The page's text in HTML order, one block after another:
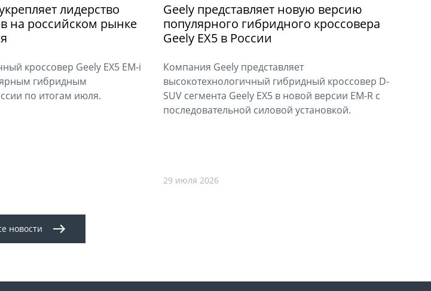
лидерство
на российском рынке
кроссовер Geely EX5 EM-i
гибридным
по итогам июля.
Geely представляет новую версию
популярного гибридного кроссовера
Geely EX5 в России
Компания Geely представляет
высокотехнологичный гибридный кроссовер D-
SUV сегмента Geely EX5 в новой версии EM-R с
последовательной силовой установкой.
29 июля 2026
новости